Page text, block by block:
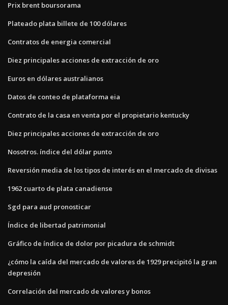
Prix brent boursorama
Plateado plata billete de 100 dólares
Contratos de energia comercial
Diez principales acciones de extracción de oro
Euros en dólares australianos
Datos de conteo de plataforma eia
Contrato de la casa en venta por el propietario kentucky
Diez principales acciones de extracción de oro
Nosotros. índice del dólar punto
Reversión media de los tipos de interés en el mercado de divisas
1962 cuarto de plata canadiense
Sgd para aud pronosticar
Índice de libertad patrimonial
Gráfico de índice de dolor por picadura de schmidt
¿cómo la caída del mercado de valores de 1929 precipitó la gran
depresión
Correlación del mercado de valores y bonos